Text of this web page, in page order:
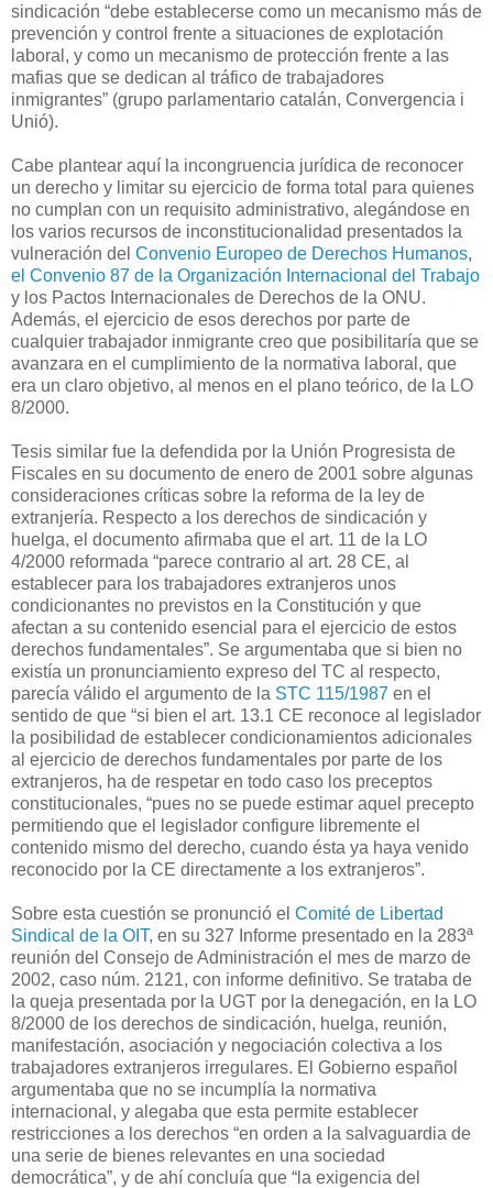
sindicación “debe establecerse como un mecanismo más de
prevención y control frente a situaciones de explotación
laboral, y como un mecanismo de protección frente a las
mafias que se dedican al tráfico de trabajadores
inmigrantes” (grupo parlamentario catalán, Convergencia i
Unió).
Cabe plantear aquí la incongruencia jurídica de reconocer
un derecho y limitar su ejercicio de forma total para quienes
no cumplan con un requisito administrativo, alegándose en
los varios recursos de inconstitucionalidad presentados la
vulneración del Convenio Europeo de Derechos Humanos,
el Convenio 87 de la Organización Internacional del Trabajo
y los Pactos Internacionales de Derechos de la ONU.
Además, el ejercicio de esos derechos por parte de
cualquier trabajador inmigrante creo que posibilitaría que se
avanzara en el cumplimiento de la normativa laboral, que
era un claro objetivo, al menos en el plano teórico, de la LO
8/2000.
Tesis similar fue la defendida por la Unión Progresista de
Fiscales en su documento de enero de 2001 sobre algunas
consideraciones críticas sobre la reforma de la ley de
extranjería. Respecto a los derechos de sindicación y
huelga, el documento afirmaba que el art. 11 de la LO
4/2000 reformada “parece contrario al art. 28 CE, al
establecer para los trabajadores extranjeros unos
condicionantes no previstos en la Constitución y que
afectan a su contenido esencial para el ejercicio de estos
derechos fundamentales”. Se argumentaba que si bien no
existía un pronunciamiento expreso del TC al respecto,
parecía válido el argumento de la STC 115/1987 en el
sentido de que “si bien el art. 13.1 CE reconoce al legislador
la posibilidad de establecer condicionamientos adicionales
al ejercicio de derechos fundamentales por parte de los
extranjeros, ha de respetar en todo caso los preceptos
constitucionales, “pues no se puede estimar aquel precepto
permitiendo que el legislador configure libremente el
contenido mismo del derecho, cuando ésta ya haya venido
reconocido por la CE directamente a los extranjeros”.
Sobre esta cuestión se pronunció el Comité de Libertad
Sindical de la OIT, en su 327 Informe presentado en la 283ª
reunión del Consejo de Administración el mes de marzo de
2002, caso núm. 2121, con informe definitivo. Se trataba de
la queja presentada por la UGT por la denegación, en la LO
8/2000 de los derechos de sindicación, huelga, reunión,
manifestación, asociación y negociación colectiva a los
trabajadores extranjeros irregulares. El Gobierno español
argumentaba que no se incumplía la normativa
internacional, y alegaba que esta permite establecer
restricciones a los derechos “en orden a la salvaguardia de
una serie de bienes relevantes en una sociedad
democrática”, y de ahí concluía que “la exigencia del